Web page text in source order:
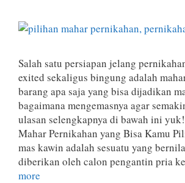
Salah satu persiapan jelang
exited sekaligus bingung adalah
barang apa saja yang bisa dijadikan
bagaimana mengemasnya agar
ulasan selengkapnya di bawah ini
Mahar Pernikahan yang Bisa Kamu
mas kawin adalah sesuatu yang
diberikan oleh calon pengantin pria
more